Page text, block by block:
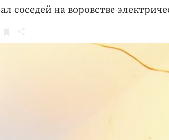
соседей на воровстве